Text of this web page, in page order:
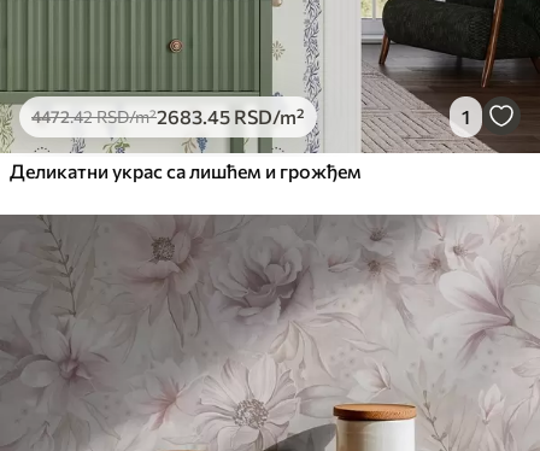
4472.42RSD/m²2683.45 RSD/m² 1
Деликатни украс са лишћем и грожђем